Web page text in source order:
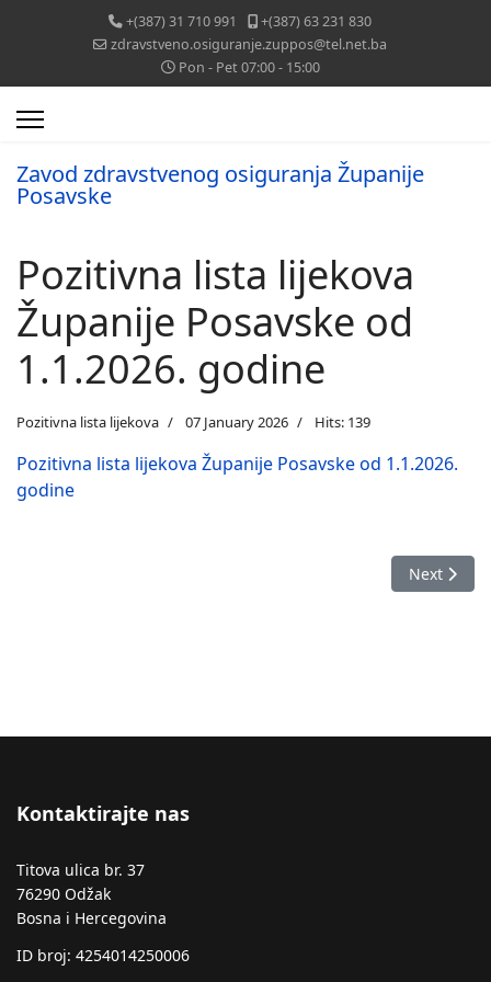
+(387) 31 710 991
+(387) 63 231 830
zdravstveno.osiguranje.zuppos@tel.net.ba
Pon - Pet 07:00 - 15:00
Zavod zdravstvenog osiguranja Županije
Posavske
Pozitivna lista lijekova
Županije Posavske od
1.1.2026. godine
Pozitivna lista lijekova 07 January 2026 Hits: 139
Pozitivna lista lijekova Županije Posavske od 1.1.2026.
godine
Next
Next
Kontaktirajte nas
Titova ulica br. 37
76290 Odžak
Bosna i Hercegovina
ID broj: 4254014250006